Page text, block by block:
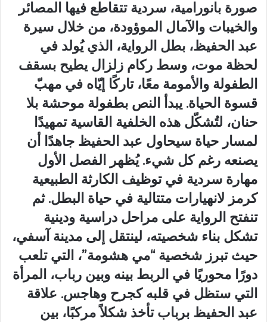
صورة بانورامية، سردية تتقاطع فيها المصائر
والخيبات والآمال الموؤودة، من خلال سيرة
عبد الحفيظ، بطل الرواية، الذي يُولد في
لحظة موت، وسط ركام زلزال يطيح بسقف
الطفولة والأمومة معًا، تاركًا إيّاه في مهبّ
قسوة الحياة. يبدأ النص بطفولة موحشة بلا
حنان، لتُشكّل هذه الخلفية القاسية تمهيدًا
لمسار حياة سيحاول عبد الحفيظ جاهدًا أن
يصنعه رغم كل شيء. يُظهر الفصل الأول
مهارة سردية في توظيف الكارثة الطبيعية
كرمز لانهيارات متتالية في حياة البطل. ثم
تنفتح الرواية على مراحل دراسية ودينية
تشكل بناء شخصيته، لينتقل إلى مدينة آسفي،
حيث تبرز شخصية “مي هشومة”، التي تلعب
دورًا محوريًا في الربط بينه وبين رباب، المرأة
التي ستظل في قلبه كجرح وهاجس. علاقة
عبد الحفيظ برباب تأخذ شكلاً مركبًا، بين